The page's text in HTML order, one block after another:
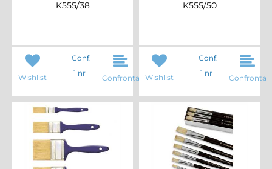
K555/38
Wishlist
Conf.
1 nr
Confronta
K555/50
Wishlist
Conf.
1 nr
Confronta